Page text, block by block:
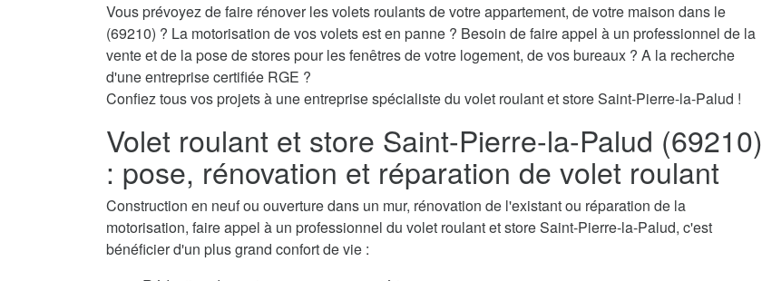
Vous prévoyez de faire rénover les volets roulants de votre appartement, de votre maison dans le
(69210) ? La motorisation de vos volets est en panne ? Besoin de faire appel à un professionnel de la
vente et de la pose de stores pour les fenêtres de votre logement, de vos bureaux ? A la recherche
d'une entreprise certifiée RGE ?
Confiez tous vos projets à une entreprise spécialiste du volet roulant et store Saint-Pierre-la-Palud !
Volet roulant et store Saint-Pierre-la-Palud (69210)
: pose, rénovation et réparation de volet roulant
Construction en neuf ou ouverture dans un mur, rénovation de l'existant ou réparation de la
motorisation, faire appel à un professionnel du volet roulant et store Saint-Pierre-la-Palud, c'est
bénéficier d'un plus grand confort de vie :